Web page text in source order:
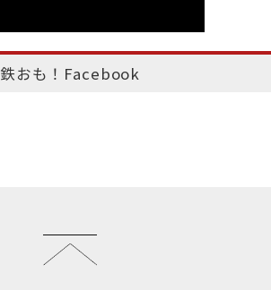
鉄おも！Facebook